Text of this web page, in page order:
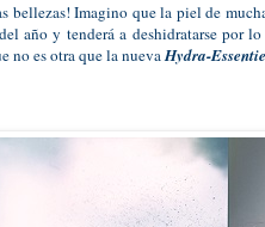
bellezas! Imagino que la piel de
año y tenderá a deshidratarse por
no es otra que la nuevaHydra-